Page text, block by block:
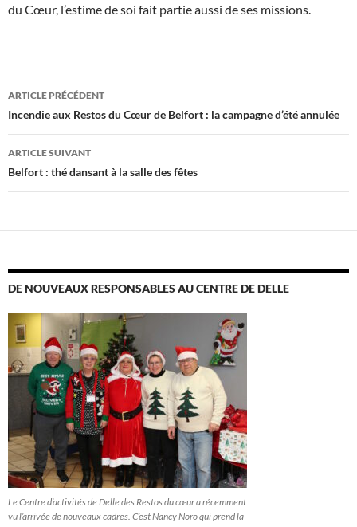
du Cœur, l’estime de soi fait partie aussi de ses missions.
Navigation
des
articles
ARTICLE PRÉCÉDENT
Incendie aux Restos du Cœur de Belfort : la campagne d’été annulée
ARTICLE SUIVANT
Belfort : thé dansant à la salle des fêtes
DE NOUVEAUX RESPONSABLES AU CENTRE DE DELLE
Le Centre d’activités de Delle des Restos du cœur a récemment
vu l’arrivée de nouveaux cadres. C’est Nancy Noro qui prend la